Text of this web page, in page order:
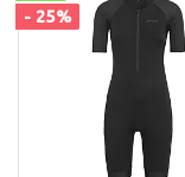
- 25%